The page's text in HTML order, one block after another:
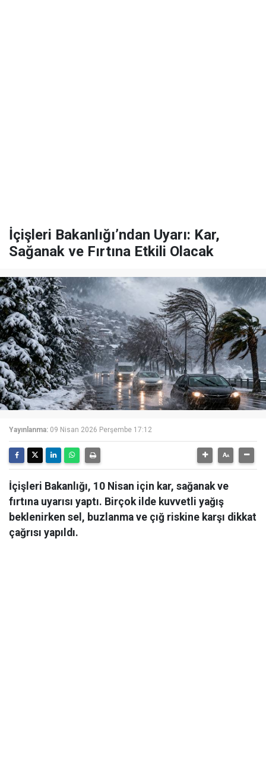
İçişleri Bakanlığı’ndan Uyarı: Kar,
Sağanak ve Fırtına Etkili Olacak
Yayınlanma: 09 Nisan 2026 Perşembe 17:12
İçişleri Bakanlığı, 10 Nisan için kar, sağanak ve
fırtına uyarısı yaptı. Birçok ilde kuvvetli yağış
beklenirken sel, buzlanma ve çığ riskine karşı dikkat
çağrısı yapıldı.